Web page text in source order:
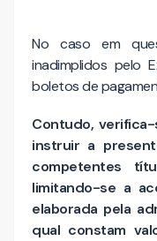
No caso em
inadimplidos pelo
boletos de
Contudo,
instruir a
competentes
limitando-se a
elaborada pela
qual constam